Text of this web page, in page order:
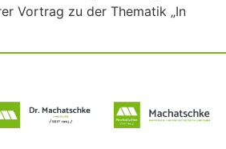
Vortrag zu der Thematik „In